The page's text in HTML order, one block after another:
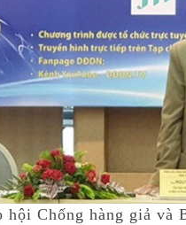
hội Chống hàng giả và